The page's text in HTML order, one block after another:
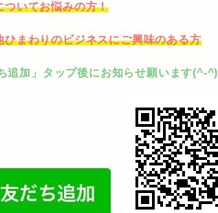
ついてお悩みの方！
ひまわりのビジネスにご興味のある方
追加」タップ後にお知らせ願います(^-^)